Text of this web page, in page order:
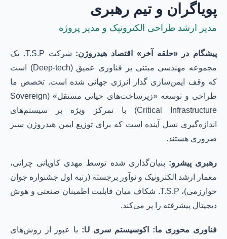
پویاگران و تیم رهبری
مدیر ارشد طراحی الکترونیک و مدیر پروژه
پیشگام در «حلقه آخر» اقتصاد هیدروژن:
شرکت T.S.P. یک
مجموعه مهندسی مبتنی بر فناوری عمیق (Deep-tech) است
که وقف ایمن‌سازی گذار انرژی جهانی شده است. تخصص ما
طراحی و توسعه «زیرساخت‌های حیاتی مستقل» (Sovereign
Critical Infrastructure) با تمرکز ویژه بر سیستم‌های
اندازه‌گیری نسل آینده است که برای توزیع ایمن هیدروژن سبز
ضروری هستند.
رهبری پیشرو: بنیان‌گذاری شده توسط مهدی کاویانی چراتی،
معمار ارشد الکترونیک و نوآور برجسته (رتبه اول جشنواره جوان
خوارزمی)، T.S.P. شکاف میان قابلیت اطمینان صنعتی و هوش
دیجیتال پیشرفته را پر می‌کند.
فناوری محوری ما: اکوسیستم سری U:
با عبور از روش‌های